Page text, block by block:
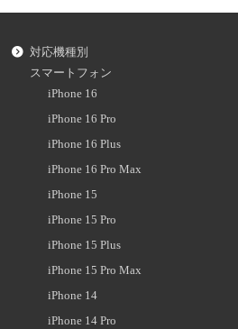
対応機種別
スマートフォン
iPhone 16
iPhone 16 Pro
iPhone 16 Plus
iPhone 16 Pro Max
iPhone 15
iPhone 15 Pro
iPhone 15 Plus
iPhone 15 Pro Max
iPhone 14
iPhone 14 Pro